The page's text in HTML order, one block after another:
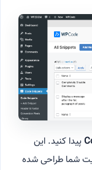
پیدا کنید. این
شما طراحی شده